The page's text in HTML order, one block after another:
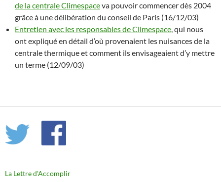
de la centrale Climespaceva pouvoir commencer dès 2004
grâce à une délibération du conseil de Paris (16/12/03)
Entretien avec les responsables de Climespace, qui nous
ont expliqué en détail d’où provenaient les nuisances de la
centrale thermique et comment ils envisageaient d’y mettre
un terme (12/09/03)
La Lettre d'Accomplir